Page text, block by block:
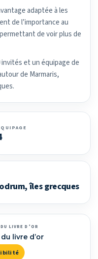
adaptée à les
de l’importance au
de voir plus de
et un équipage de
de Marmaris,
îles grecques
LIVRE D’OR
livre d’or